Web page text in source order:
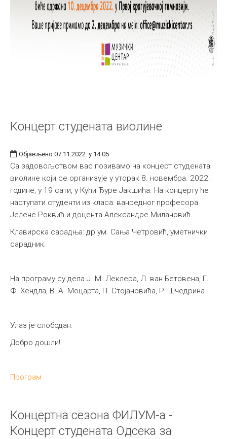
Концерт студената виолине
Објављено 07.11.2022. у 14:05
Са задовољством вас позивамо на концерт студената
виолине који се организује у уторак 8. новембра. 2022.
године, у 19 сати, у Кући Ђуре Јакшића. На концерту ће
наступати студенти из класа: ванредног професора
Јелене Роквић и доцента Александре Милановић.
Клавирска сарадња: др ум. Сања Четровић, уметнички
сарадник.
На програму су дела Ј. М. Леклера, Л. ван Бетовена, Г.
Ф. Хендла, В. А. Моцарта, П. Стојановића, Р. Шчедрина.
Улаз је слободан.
Добро дошли!
Програм
Концертна сезона ФИЛУМ-а -
Концерт студената Одсека за